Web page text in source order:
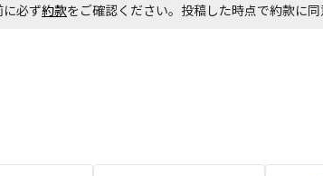
必ず約款をご確認ください。投稿した時点で約款